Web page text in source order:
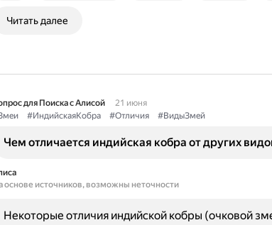
Читать далее
для Поиска с Алисой
21 июня
#ИндийскаяКобра #Отличия #ВидыЗмей
Чем отличается индийская кобра от других
основе источников, возможны неточности
Некоторые отличия индийской кобры (очковой